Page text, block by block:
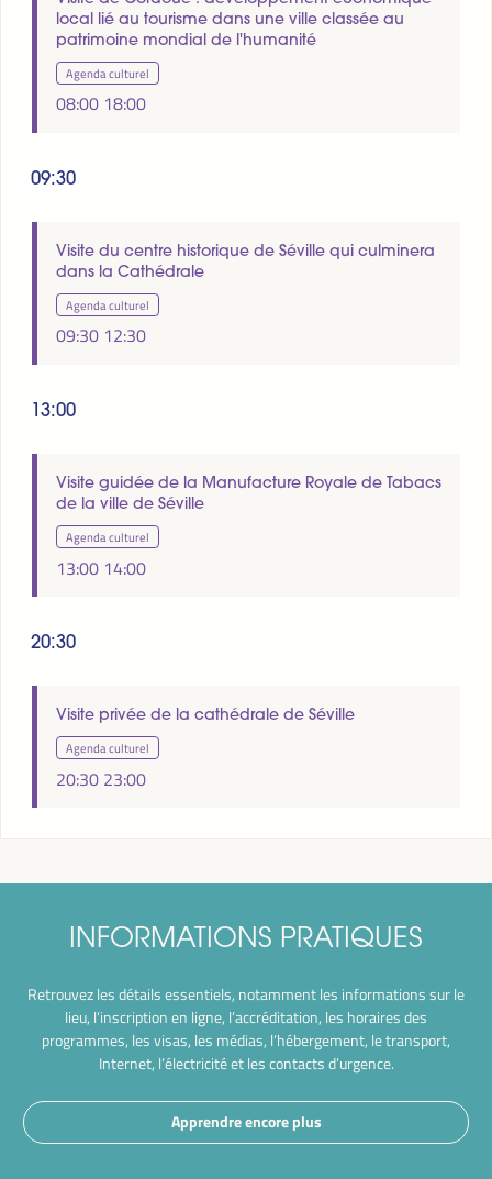
local lié au tourisme dans une ville classée au
patrimoine mondial de l'humanité
Agenda culturel
08:00 18:00
09:30
Visite du centre historique de Séville qui culminera
dans la Cathédrale
Agenda culturel
09:30 12:30
13:00
Visite guidée de la Manufacture Royale de Tabacs
de la ville de Séville
Agenda culturel
13:00 14:00
20:30
Visite privée de la cathédrale de Séville
Agenda culturel
20:30 23:00
INFORMATIONS PRATIQUES
Retrouvez les détails essentiels, notamment les informations sur le
lieu, l’inscription en ligne, l’accréditation, les horaires des
programmes, les visas, les médias, l’hébergement, le transport,
Internet, l’électricité et les contacts d’urgence.
Apprendre encore plus